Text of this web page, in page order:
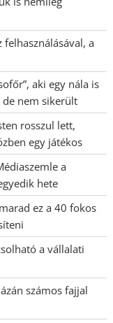
a
aki egy nála is
nem sikerült
rosszul lett,
egy játékos
a
hete
ez a 40 fokos
a vállalati
számos fajjal